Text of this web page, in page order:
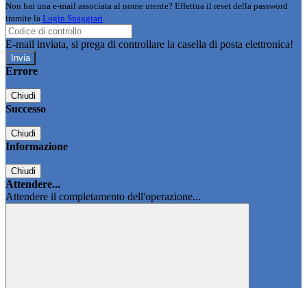
Non hai una e-mail associata al nome utente? Effettua il reset della password
tramite la Login Spaggiari
E-mail inviata, si prega di controllare la casella di posta elettronica!
Errore
Chiudi
Successo
Chiudi
Informazione
Chiudi
Attendere...
Attendere il completamento dell'operazione...